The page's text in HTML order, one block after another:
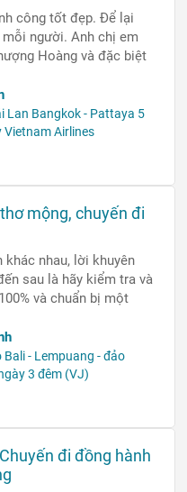
công tốt đẹp. Để lại
người. Anh chị em
Hoàng và đặc biệt
đi tuyệt vời này.
Lan Bangkok - Pattaya 5
Vietnam Airlines
mộng, chuyến đi
nhau, lời khuyên
sau là hãy kiểm tra và
và chuẩn bị một
Lot, Uluwatu Ulun
Bali - Lempuang - đảo
3 đêm (VJ)
đi đồng hành